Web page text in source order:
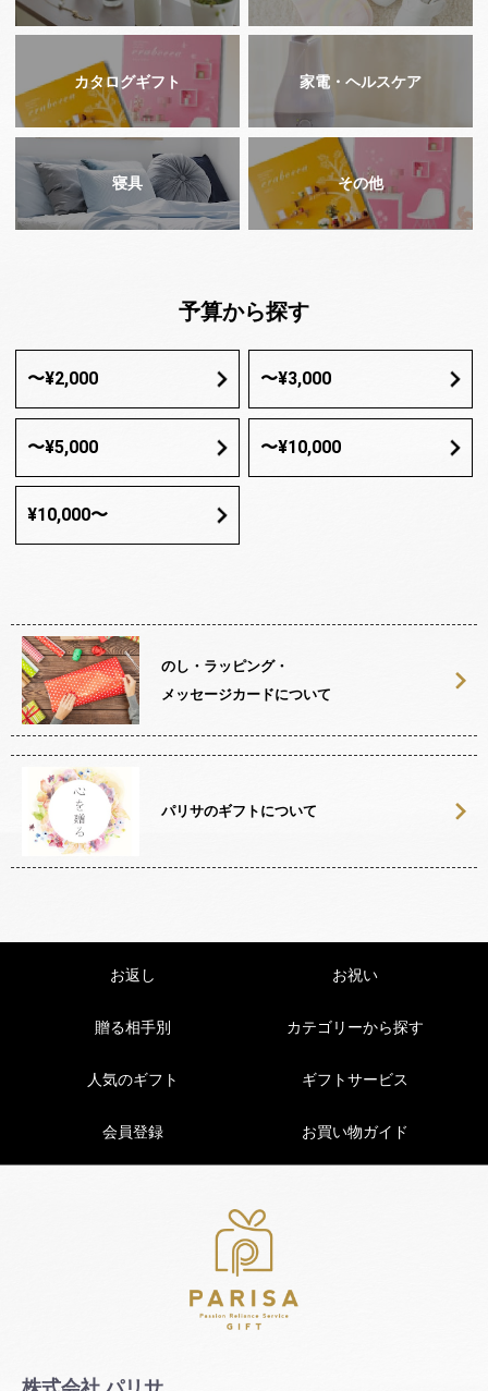
カタログギフト 家電・ヘルスケア
寝具 その他
予算から探す
〜¥2,000 〜¥3,000
〜¥5,000 〜¥10,000
¥10,000〜
のし・ラッピング・
メッセージカードについて
パリサのギフトについて
お返し お祝い
贈る相手別 カテゴリーから探す
人気のギフト ギフトサービス
会員登録 お買い物ガイド